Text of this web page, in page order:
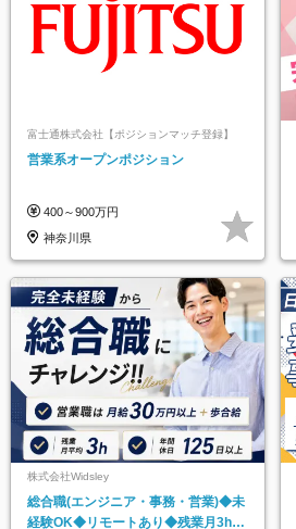
富士通株式会社【ポジションマッチ登録】
営業系オープンポジション
400～900万円
神奈川県
株式会社Widsley
総合職(エンジニア・事務・営業)◆未
経験OK◆リモートあり◆残業月3h◆